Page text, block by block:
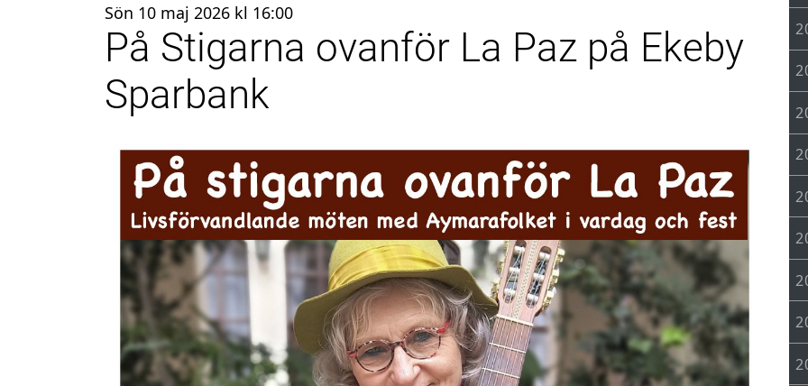
Sön 10 maj 2026 kl 16:00
På Stigarna ovanför La Paz på Ekeby
Sparbank